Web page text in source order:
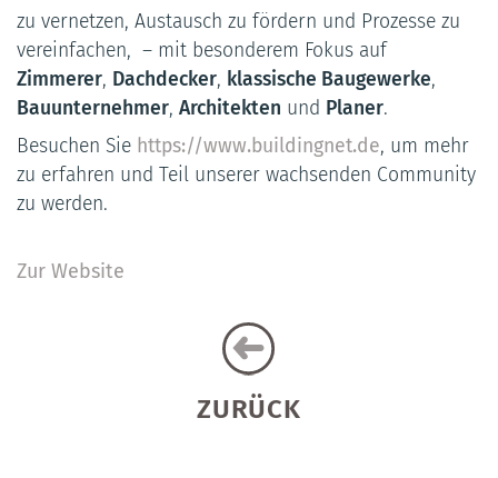
zu vernetzen, Austausch zu fördern und Prozesse zu
vereinfachen, – mit besonderem Fokus auf
Zimmerer, Dachdecker, klassische Baugewerke,
Bauunternehmer, Architekten und Planer.
Besuchen Sie https://www.buildingnet.de, um mehr
zu erfahren und Teil unserer wachsenden Community
zu werden.
Zur Website
ZURÜCK